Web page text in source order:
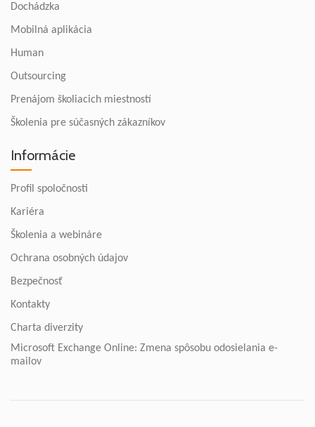
Dochádzka
Mobilná aplikácia
Human
Outsourcing
Prenájom školiacich miestností
Školenia pre súčasných zákazníkov
Informácie
Profil spoločnosti
Kariéra
Školenia a webináre
Ochrana osobných údajov
Bezpečnosť
Kontakty
Charta diverzity
Microsoft Exchange Online: Zmena spôsobu odosielania e-
mailov